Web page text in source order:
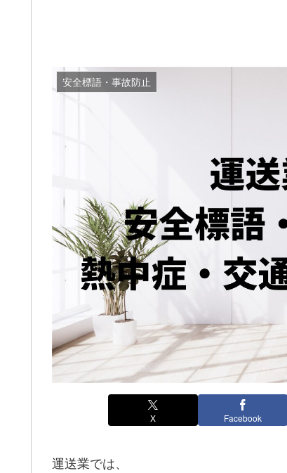
安全標語・事故防止
X Facebook
運送業では、